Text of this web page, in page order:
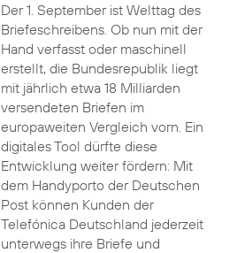
Der 1. September ist Welttag des
Briefeschreibens. Ob nun mit der
Hand verfasst oder maschinell
erstellt, die Bundesrepublik liegt
mit jährlich etwa 18 Milliarden
versendeten Briefen im
europaweiten Vergleich vorn. Ein
digitales Tool dürfte diese
Entwicklung weiter fördern: Mit
dem Handyporto der Deutschen
Post können Kunden der
Telefónica Deutschland jederzeit
unterwegs ihre Briefe und